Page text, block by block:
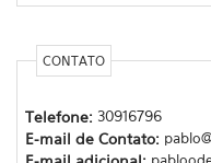
CONTATO
Telefone: 30916796
E-mail de Contato: